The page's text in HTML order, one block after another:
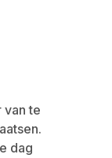
van te
dag